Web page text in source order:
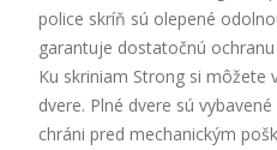
police skríň sú olepené
garantuje dostatočnú
Ku skriniam Strong si môžete
dvere. Plné dvere sú
chráni pred mechanickým